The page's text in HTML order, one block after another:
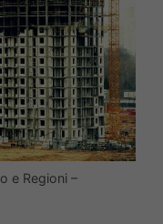
e Regioni –